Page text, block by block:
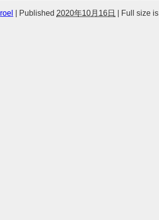
roel Published 2020年10月16日 Full size is